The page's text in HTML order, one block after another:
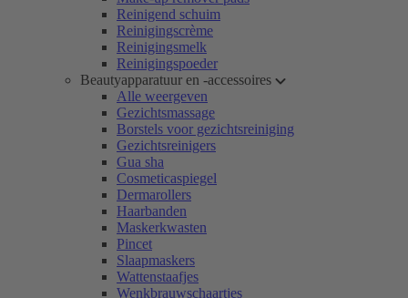
Reinigend schuim
Reinigingscrème
Reinigingsmelk
Reinigingspoeder
Beautyapparatuur en -accessoires
Alle weergeven
Gezichtsmassage
Borstels voor gezichtsreiniging
Gezichtsreinigers
Gua sha
Cosmeticaspiegel
Dermarollers
Haarbanden
Maskerkwasten
Pincet
Slaapmaskers
Wattenstaafjes
Wenkbrauwschaartjes